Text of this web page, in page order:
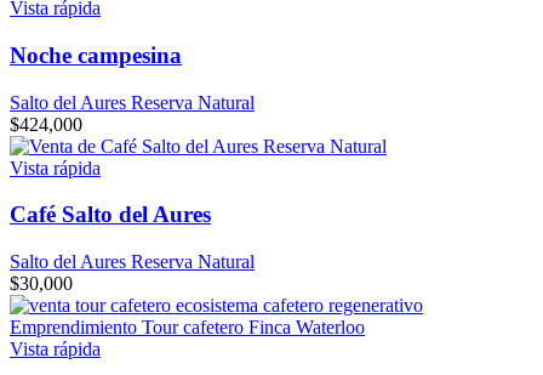
Vista rápida
Noche campesina
Salto del Aures Reserva Natural
$424,000
Vista rápida
Café Salto del Aures
Salto del Aures Reserva Natural
$30,000
Vista rápida